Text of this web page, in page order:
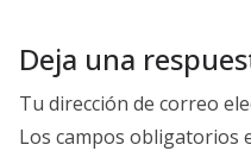
Deja una
Tu dirección de correo
Los campos obligatorios